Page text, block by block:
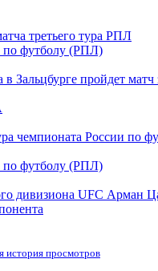
третьего тура РПЛ
по футболу (РПЛ)
в Зальцбурге пройдет матч
чемпионата России по
по футболу (РПЛ)
дивизиона UFC Арман
история просмотров